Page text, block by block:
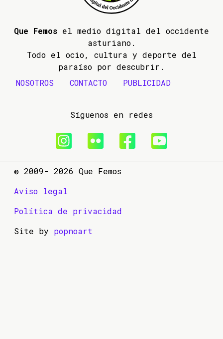
Que Femos el medio digital del occidente
asturiano.
Todo el ocio, cultura y deporte del
paraíso por descubrir.
NOSOTROS
CONTACTO PUBLICIDAD
Síguenos en redes
© 2009- 2026 Que Femos
Aviso legal
Política de privacidad
Site by popnoart